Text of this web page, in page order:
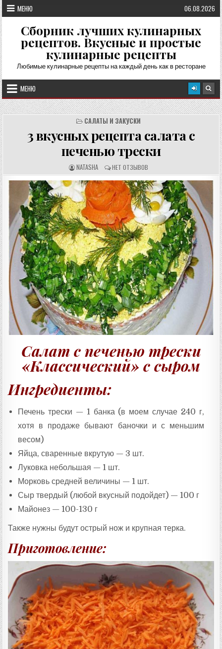
Перейти
к
содержимому
МЕНЮ 06.08.2026
Сборник лучших кулинарных
рецептов. Вкусные и простые
кулинарные рецепты
Любимые кулинарные рецепты на каждый день как в ресторане
МЕНЮ
САЛАТЫ И ЗАКУСКИ
3 вкусных рецепта салата с
печенью трески
А
В
Т
О
Р
Р
Е
Ц
Е
П
Т
А
:
NATASHA О
Т
З
Ы
В
Ы
:
НЕТ ОТЗЫВОВ
Салат с печенью трески
«Классический» с сыром
Ингредиенты:
Печень трески — 1 банка (в моем случае 240 г,
хотя в продаже бывают баночки и с меньшим
весом)
Яйца, сваренные вкрутую — 3 шт.
Луковка небольшая — 1 шт.
Морковь средней величины — 1 шт.
Сыр твердый (любой вкусный подойдет) — 100 г
Майонез — 100-130 г
Также нужны будут острый нож и крупная терка.
Приготовление: